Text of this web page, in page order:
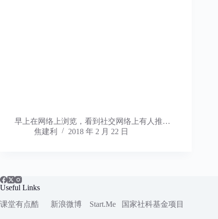
早上在网络上浏览，看到社交网络上有人推…
焦建利
2018 年 2 月 22 日
Useful Links
课堂有点酷
新浪微博 Start.Me 国家社科基金项目